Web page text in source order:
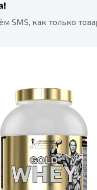
как только